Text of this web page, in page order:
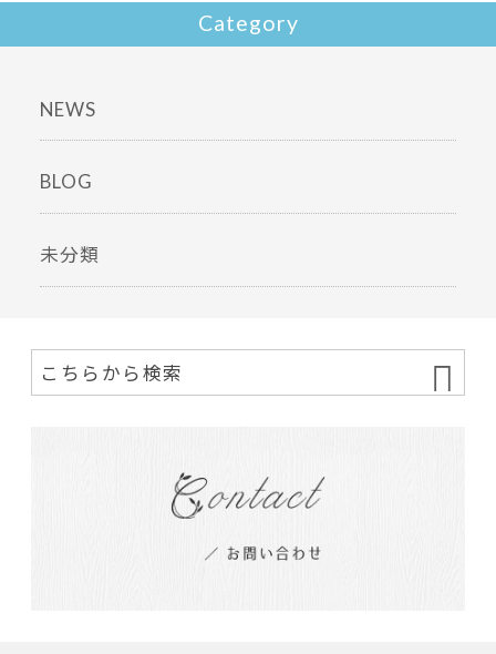
Category
NEWS
BLOG
未分類